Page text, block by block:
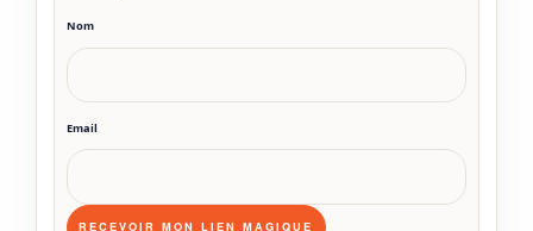
Nom
Email